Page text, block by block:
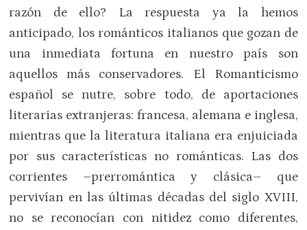
razón de ello? La respuesta ya la hemos
anticipado, los románticos italianos que gozan de
una inmediata fortuna en nuestro país son
aquellos más conservadores. El Romanticismo
español se nutre, sobre todo, de aportaciones
literarias extranjeras: francesa, alemana e inglesa,
mientras que la literatura italiana era enjuiciada
por sus características no románticas. Las dos
corrientes –prerromántica y clásica– que
pervivían en las últimas décadas del siglo XVIII,
no se reconocían con nitidez como diferentes,